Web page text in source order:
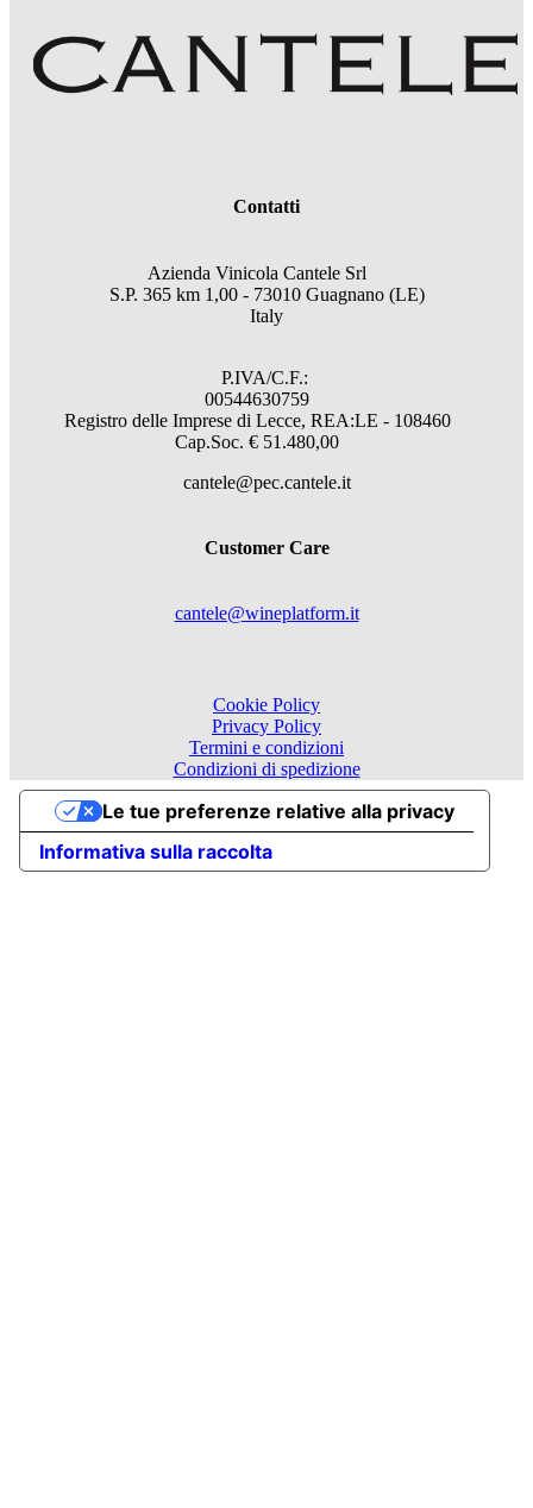
Contatti
Azienda Vinicola Cantele Srl
S.P. 365 km 1,00 - 73010 Guagnano (LE)
Italy
P.IVA/C.F.:
00544630759
Registro delle Imprese di Lecce, REA:LE - 108460
Cap.Soc. € 51.480,00
cantele@pec.cantele.it
Customer Care
cantele@wineplatform.it
Cookie Policy
Privacy Policy
Termini e condizioni
Condizioni di spedizione
Informativa sulla raccolta
Le tue preferenze relative alla privacy